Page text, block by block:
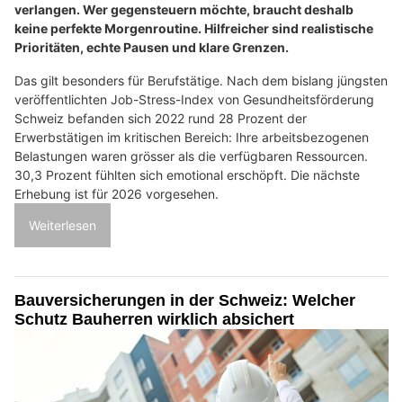
verlangen. Wer gegensteuern möchte, braucht deshalb
keine perfekte Morgenroutine. Hilfreicher sind realistische
Prioritäten, echte Pausen und klare Grenzen.
Das gilt besonders für Berufstätige. Nach dem bislang jüngsten
veröffentlichten Job-Stress-Index von Gesundheitsförderung
Schweiz befanden sich 2022 rund 28 Prozent der
Erwerbstätigen im kritischen Bereich: Ihre arbeitsbezogenen
Belastungen waren grösser als die verfügbaren Ressourcen.
30,3 Prozent fühlten sich emotional erschöpft. Die nächste
Erhebung ist für 2026 vorgesehen.
Weiterlesen
Bauversicherungen in der Schweiz: Welcher
Schutz Bauherren wirklich absichert